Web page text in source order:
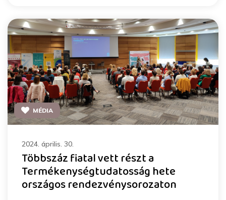
MÉDIA
2024. április. 30.
Többszáz fiatal vett részt a
Termékenységtudatosság hete
országos rendezvénysorozaton